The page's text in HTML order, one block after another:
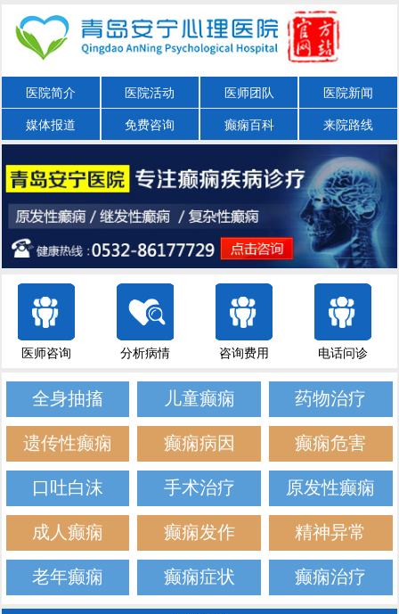
医院简介 医院活动 医师团队 医院新闻
媒体报道 免费咨询 癫痫百科 来院路线
医师咨询 分析病情 咨询费用 电话问诊
全身抽搐 儿童癫痫 药物治疗
遗传性癫痫 癫痫病因 癫痫危害
口吐白沫 手术治疗 原发性癫痫
成人癫痫 癫痫发作 精神异常
老年癫痫 癫痫症状 癫痫治疗